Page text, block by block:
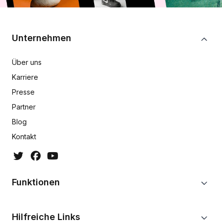
Unternehmen
Über uns
Karriere
Presse
Partner
Blog
Kontakt
Funktionen
Hilfreiche Links